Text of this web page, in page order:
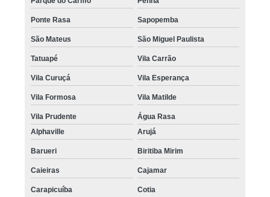
Ponte Rasa Sapopemba
São Mateus São Miguel Paulista
Tatuapé Vila Carrão
Vila Curuçá Vila Esperança
Vila Formosa Vila Matilde
Vila Prudente
Água Rasa
Alphaville
Arujá
Barueri Biritiba Mirim
Caieiras Cajamar
Carapicuíba Cotia